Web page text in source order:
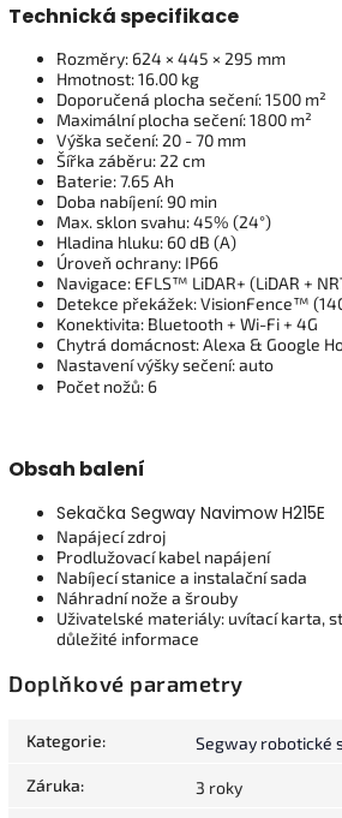
Technická specifikace
Rozměry: 624 × 445 × 295 mm
Hmotnost: 16.00 kg
Doporučená plocha sečení: 1500 m²
Maximální plocha sečení: 1800 m²
Výška sečení: 20 - 70 mm
Šířka záběru: 22 cm
Baterie: 7.65 Ah
Doba nabíjení: 90 min
Max. sklon svahu: 45% (24°)
Hladina hluku: 60 dB (A)
Úroveň ochrany: IP66
Navigace: EFLS™ LiDAR+ (LiDAR +
Detekce překážek: VisionFence™
Konektivita: Bluetooth + Wi-Fi + 4G
Chytrá domácnost: Alexa & Google
Nastavení výšky sečení: auto
Počet nožů: 6
Obsah balení
Sekačka Segway Navimow H215E
Napájecí zdroj
Prodlužovací kabel napájení
Nabíjecí stanice a instalační sada
Náhradní nože a šrouby
Uživatelské materiály: uvítací karta,
důležité informace
Doplňkové parametry
Kategorie: Segway robotické
Záruka: 3 roky